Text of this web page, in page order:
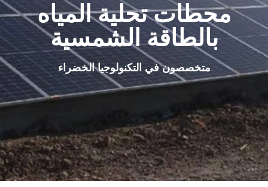
محطات تحلية المياه
بالطاقة الشمسية
متخصصون في التكنولوجيا الخضراء